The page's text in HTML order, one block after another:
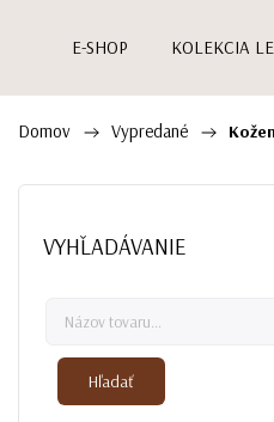
E-SHOP KOLEKCIA
Domov / Vypredané /
VYHĽADÁVANIE
Hľadať